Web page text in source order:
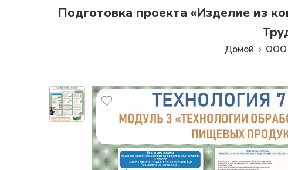
Подготовка проекта «Изделие из
Домой ООО